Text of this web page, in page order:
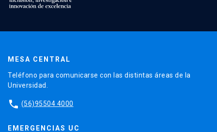
MESA CENTRAL
Teléfono para comunicarse con las distintas áreas de la
Universidad.
phone (56)95504 4000
EMERGENCIAS UC